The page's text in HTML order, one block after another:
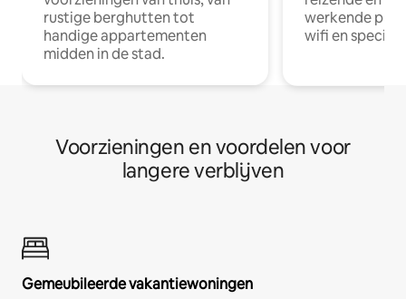
rustige berghutten tot
handige appartementen
midden in de stad.
werkende
wifi en
Voorzieningen en voordelen voor
langere verblijven
Gemeubileerde vakantiewoningen